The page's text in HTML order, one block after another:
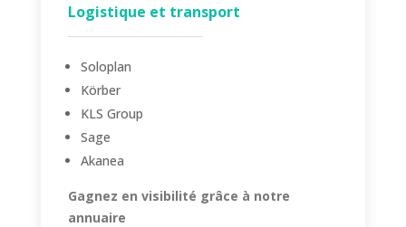
Logistique et transport
Soloplan
Körber
KLS Group
Sage
Akanea
Gagnez en visibilité grâce à notre
annuaire